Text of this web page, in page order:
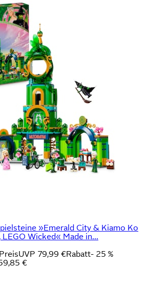
»Emerald City & Kiamo Ko
Wicked« Made in...
UVP 79,99 €Rabatt- 25 %
€